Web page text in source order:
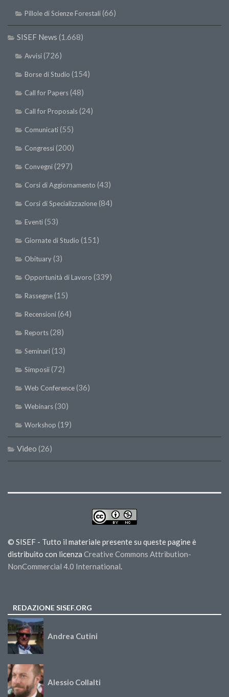
Pillole di Scienze Forestali(66)
SISEF News (1.668)
Avvisi(726)
Borse di Studio (154)
Call for Papers(48)
Call for Proposals(24)
Comunicati(55)
Congressi(200)
Convegni(297)
Corsi di Aggiornamento (43)
Corsi di Specializzazione(84)
Eventi(53)
Giornate di Studio (151)
Obituary(3)
Opportunità di Lavoro (339)
Rassegne(15)
Recensioni(64)
Reports(28)
Seminari(13)
Simposii(72)
Web Conference(36)
Webinars(30)
Workshop (19)
Video (26)
© SISEF - Tutto il materiale presente su queste pagine è
distribuito con licenza Creative Commons Attribution-
NonCommercial 4.0 International.
REDAZIONE SISEF.ORG
Andrea Cutini
Alessio Collalti